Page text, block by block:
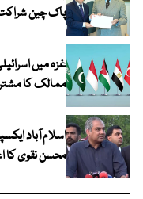
پاک چین
ممالک کا
اسلام آباد
محسن نقوی کا